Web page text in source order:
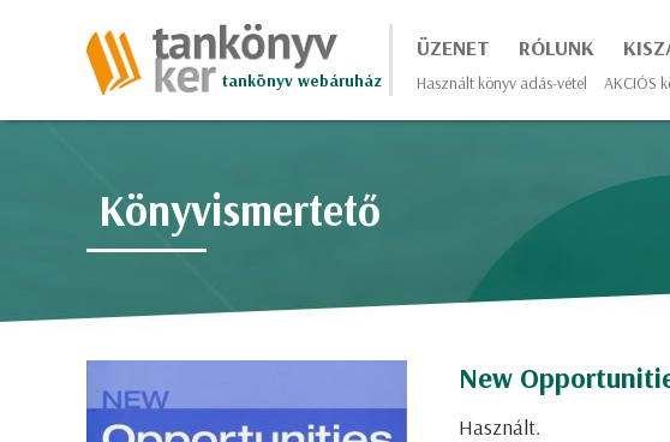
tankönyv webáruház
ÜZENET RÓLUNK
Használt könyv adás-vétel AKCIÓS
Könyvismertető
New
Használt.